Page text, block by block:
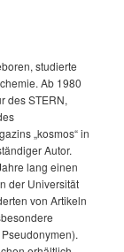
studierte
Ab 1980
des STERN,
„kosmos“ in
Autor.
lang einen
der Universität
von Artikeln